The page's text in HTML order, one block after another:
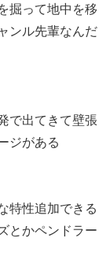
掘って地中を移
ンル先輩なんだ
で出てきて壁張
ジがある
特性追加できる
とかペンドラー